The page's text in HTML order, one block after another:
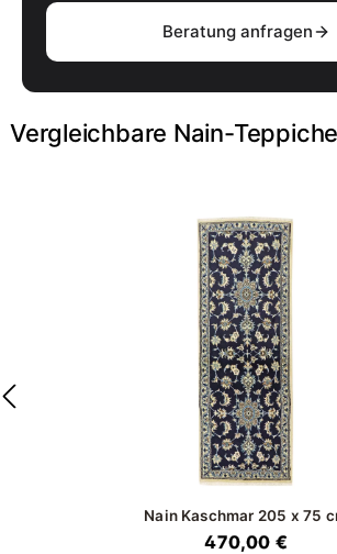
Beratung anfragen
Vergleichbare Nain-Teppiche
Nain Kaschmar 205 x 75
470,00 €